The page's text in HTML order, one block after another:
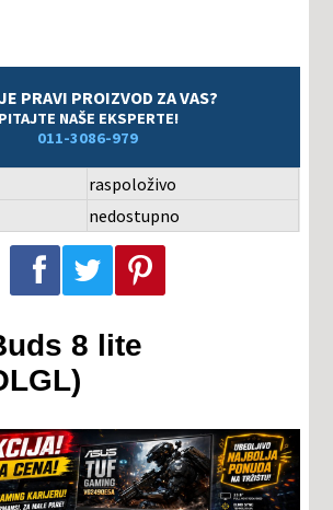
PRAVI PROIZVOD ZA VAS?
PITAJTE NAŠE EKSPERTE!
011-3086-979
raspoloživo
nedostupno
Podeli na Facebook-u Podeli na Twitter-u Podeli na Pinterest-u
8 lite